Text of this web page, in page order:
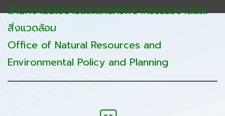
สำนักงานนโยบายและแผนทรัพยากรธรรมชาติและ
สิ่งแวดล้อม
Office of Natural Resources and
Environmental Policy and Planning